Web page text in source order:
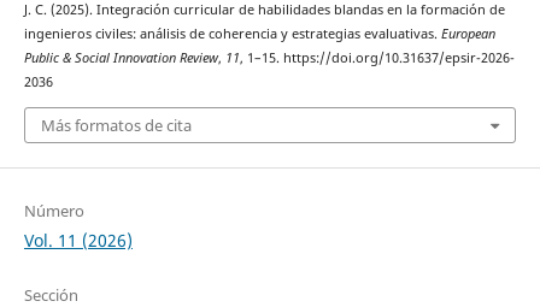
J. C. (2025). Integración curricular de habilidades blandas en la formación de
ingenieros civiles: análisis de coherencia y estrategias evaluativas. European
Public & Social Innovation Review, 11, 1–15. https://doi.org/10.31637/epsir-2026-
2036
Más formatos de cita
Número
Vol. 11 (2026)
Sección